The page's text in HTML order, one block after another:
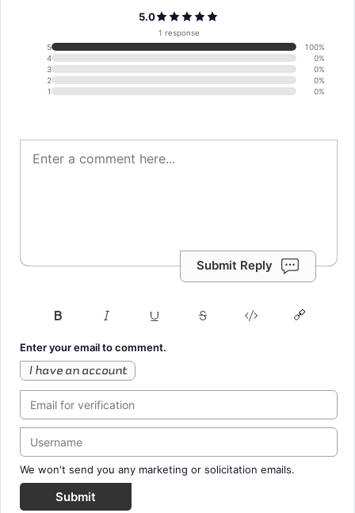
5.0
1 response
5
100%
4
0%
3
0%
2
0%
1
0%
Submit Reply
Enter your email to comment.
I have an account
We won't send you any marketing or solicitation emails.
Submit